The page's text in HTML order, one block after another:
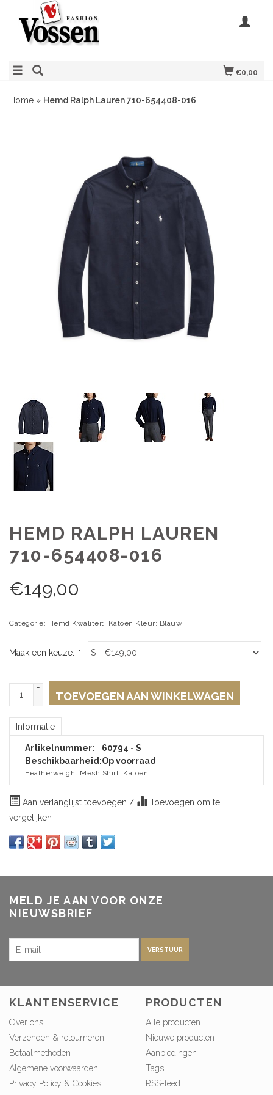
€0,00
Home » Hemd Ralph Lauren 710-654408-016
HEMD RALPH LAUREN
710-654408-016
€149,00
Categorie: Hemd Kwaliteit: Katoen Kleur: Blauw
Maak een keuze: *
+
-
TOEVOEGEN AAN WINKELWAGEN
Informatie
Artikelnummer:
60794 - S
Beschikbaarheid:Op voorraad
Featherweight Mesh Shirt. Katoen.
Aan verlanglijst toevoegen /
Toevoegen om te
vergelijken
MELD JE AAN VOOR ONZE
NIEUWSBRIEF
VERSTUUR
KLANTENSERVICE
Over ons
Verzenden & retourneren
Betaalmethoden
Algemene voorwaarden
Privacy Policy & Cookies
PRODUCTEN
Alle producten
Nieuwe producten
Aanbiedingen
Tags
RSS-feed